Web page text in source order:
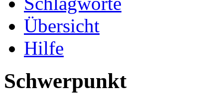
Übersicht
Hilfe
Schwerpunkt